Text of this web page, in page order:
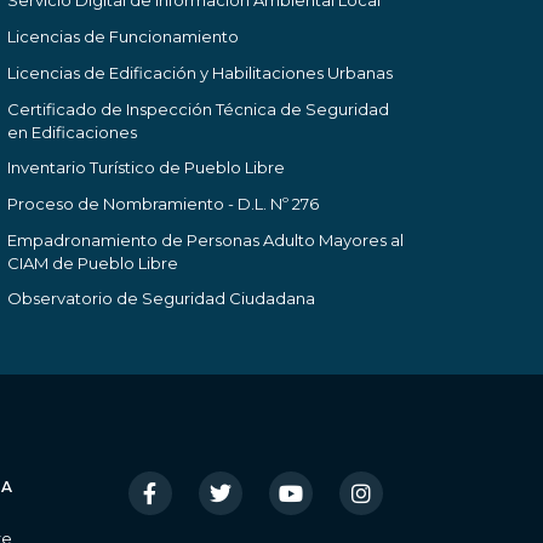
Licencias de Funcionamiento
Licencias de Edificación y Habilitaciones Urbanas
Certificado de Inspección Técnica de Seguridad
en Edificaciones
Inventario Turístico de Pueblo Libre
Proceso de Nombramiento - D.L. Nº 276
Empadronamiento de Personas Adulto Mayores al
CIAM de Pueblo Libre
Observatorio de Seguridad Ciudadana